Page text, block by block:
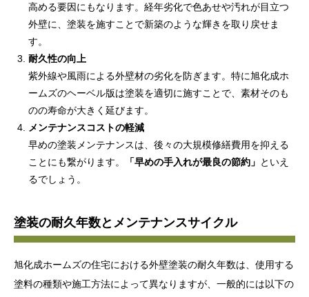
高める要因にもなります。経年劣化で色あせや汚れが目立つ
外壁に、塗装を施すことで新築のような輝きを取り戻せま
す。
耐久性の向上
紫外線や風雨による外壁材の劣化を防ぎます。特に旭化成ホ
ームズのヘーベル版は塗装を適切に施すことで、素材そのも
のの寿命が大きく延びます。
メンテナンスコストの軽減
早めの塗装メンテナンスは、後々の大規模修繕費用を抑える
ことにも繋がります。
「早めの手入れが最良の節約」 といえ
るでしょう。
塗装の耐久年数とメンテナンスサイクル
旭化成ホームズの住宅における外壁塗装の耐久年数は、使用する
塗料の種類や施工方法によって異なりますが、一般的には以下の